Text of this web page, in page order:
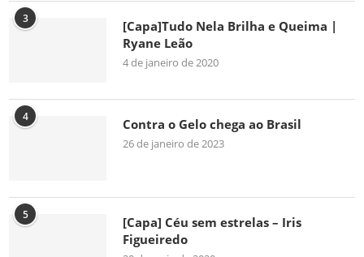
3
[Capa]Tudo Nela Brilha e Queima |
Ryane Leão
4 de janeiro de 2020
4 Contra o Gelo chega ao Brasil
26 de janeiro de 2023
5
[Capa] Céu sem estrelas – Iris
Figueiredo